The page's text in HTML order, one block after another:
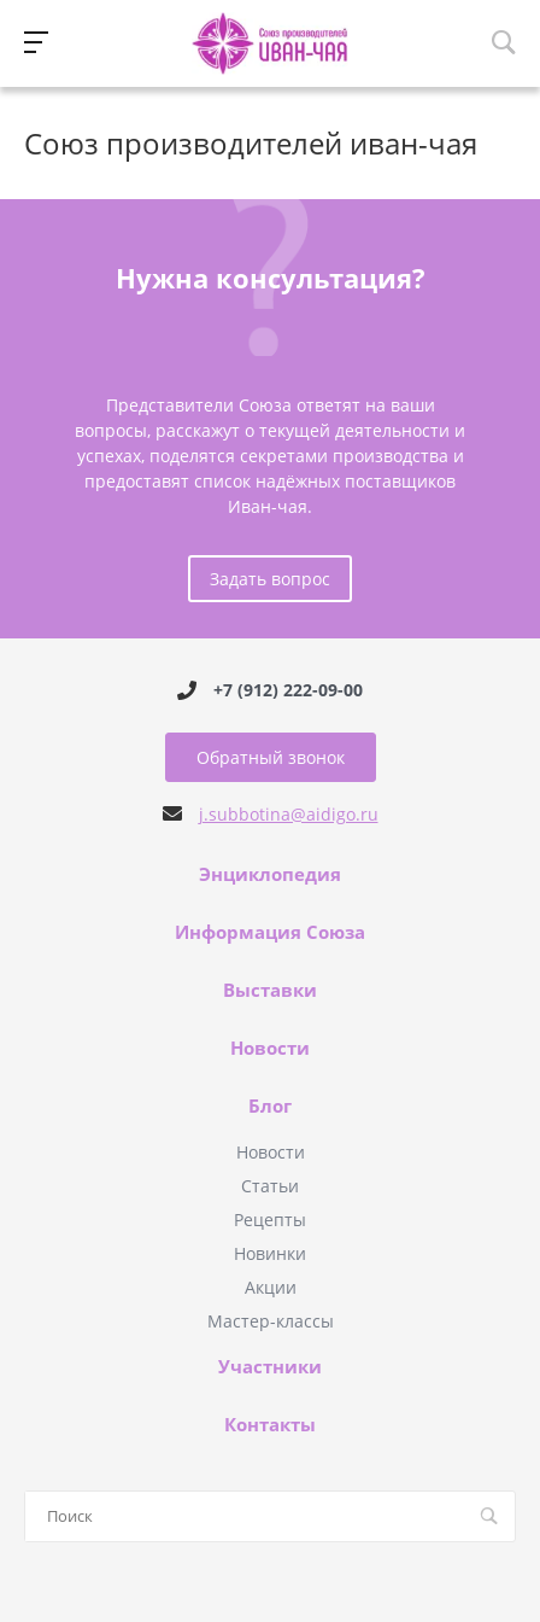
Союз производителей иван-чая
Нужна консультация?
Представители Союза ответят на ваши
вопросы, расскажут о текущей деятельности и
успехах, поделятся секретами производства и
предоставят список надёжных поставщиков
Иван-чая.
Задать вопрос
+7 (912) 222-09-00
Обратный звонок
j.subbotina@aidigo.ru
Энциклопедия
Информация Союза
Выставки
Новости
Блог
Новости
Статьи
Рецепты
Новинки
Акции
Мастер-классы
Участники
Контакты